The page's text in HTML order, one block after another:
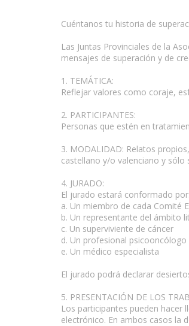
Cuéntanos tu historia de
Las Juntas Provinciales de la
mensajes de superación y de
1. TEMÁTICA:
Reflejar valores como coraje,
2. PARTICIPANTES:
Personas que estén en
3. MODALIDAD: Relatos
castellano y/o valenciano y
4. JURADO:
El jurado estará conformado por:
a. Un miembro de cada Comité
b. Un representante del ámbito
c. Un superviviente de cáncer
d. Un profesional psicooncólogo
e. Un médico especialista
El jurado podrá declarar
5. PRESENTACIÓN DE LOS
Los participantes pueden hacer
electrónico. En ambos casos la